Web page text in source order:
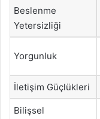
Beslenme
Yetersizliği
Yorgunluk
İletişim Güçlükleri
Bilişsel